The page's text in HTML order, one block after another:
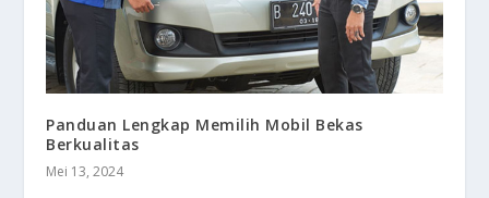
Panduan Lengkap Memilih Mobil Bekas
Berkualitas
Mei 13, 2024